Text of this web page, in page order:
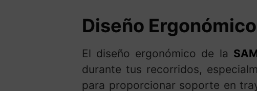
Diseño
El diseño ergonómico de la
durante tus recorridos,
para proporcionar soporte en